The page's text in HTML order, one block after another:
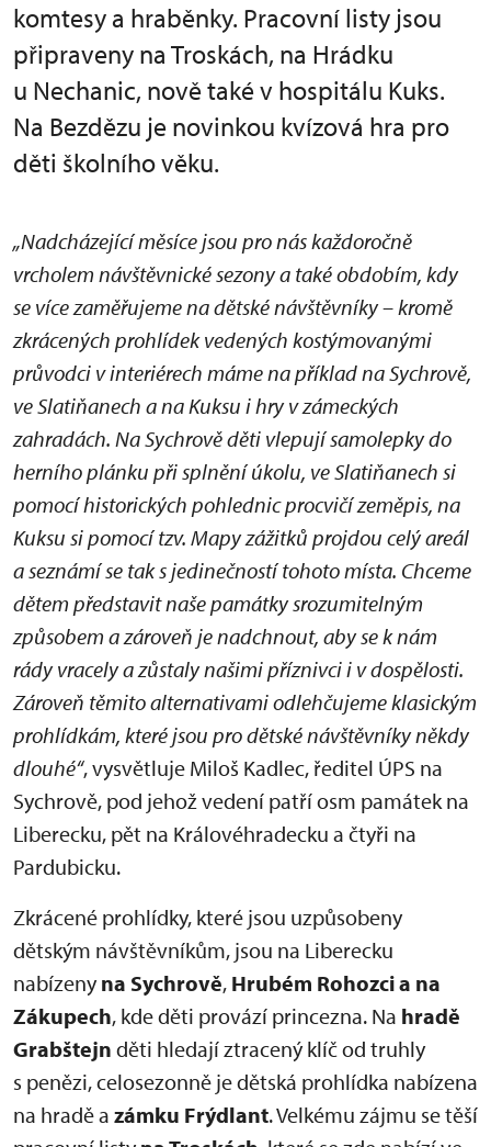
komtesy a hraběnky. Pracovní listy jsou
připraveny na Troskách, na Hrádku
u Nechanic, nově také v hospitálu Kuks.
Na Bezdězu je novinkou kvízová hra pro
děti školního věku.
„Nadcházející měsíce jsou pro nás každoročně
vrcholem návštěvnické sezony a také obdobím, kdy
se více zaměřujeme na dětské návštěvníky – kromě
zkrácených prohlídek vedených kostýmovanými
průvodci v interiérech máme na příklad na Sychrově,
ve Slatiňanech a na Kuksu i hry v zámeckých
zahradách. Na Sychrově děti vlepují samolepky do
herního plánku při splnění úkolu, ve Slatiňanech si
pomocí historických pohlednic procvičí zeměpis, na
Kuksu si pomocí tzv. Mapy zážitků projdou celý areál
a seznámí se tak s jedinečností tohoto místa. Chceme
dětem představit naše památky srozumitelným
způsobem a zároveň je nadchnout, aby se k nám
rády vracely a zůstaly našimi příznivci i v dospělosti.
Zároveň těmito alternativami odlehčujeme klasickým
prohlídkám, které jsou pro dětské návštěvníky někdy
dlouhé“, vysvětluje Miloš Kadlec, ředitel ÚPS na
Sychrově, pod jehož vedení patří osm památek na
Liberecku, pět na Královéhradecku a čtyři na
Pardubicku.
Zkrácené prohlídky, které jsou uzpůsobeny
dětským návštěvníkům, jsou na Liberecku
nabízeny na Sychrově, Hrubém Rohozci a na
Zákupech, kde děti provází princezna. Na hradě
Grabštejn děti hledají ztracený klíč od truhly
s penězi, celosezonně je dětská prohlídka nabízena
na hradě a zámku Frýdlant. Velkému zájmu se těší